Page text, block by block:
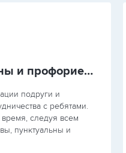
Вежливы, пунктуальны и профориентированы
подруги и
с ребятами.
следуя всем
пунктуальны и